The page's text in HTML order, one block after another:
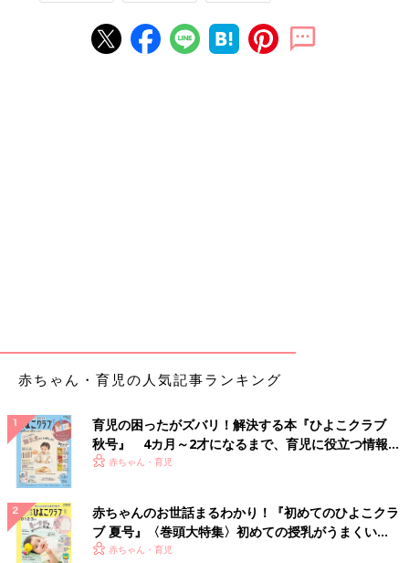
赤ちゃん・育児の人気記事ランキング
育児の困ったがズバリ！解決する本『ひよこクラブ
秋号』 4カ月～2才になるまで、育児に役立つ情報が
いっぱい！
赤ちゃん・育児
赤ちゃんのお世話まるわかり！『初めてのひよこクラ
ブ 夏号』〈巻頭大特集〉初めての授乳がうまくい
く！ おっぱい・ミルクの基本と夏のトラブル 解決テ
赤ちゃん・育児